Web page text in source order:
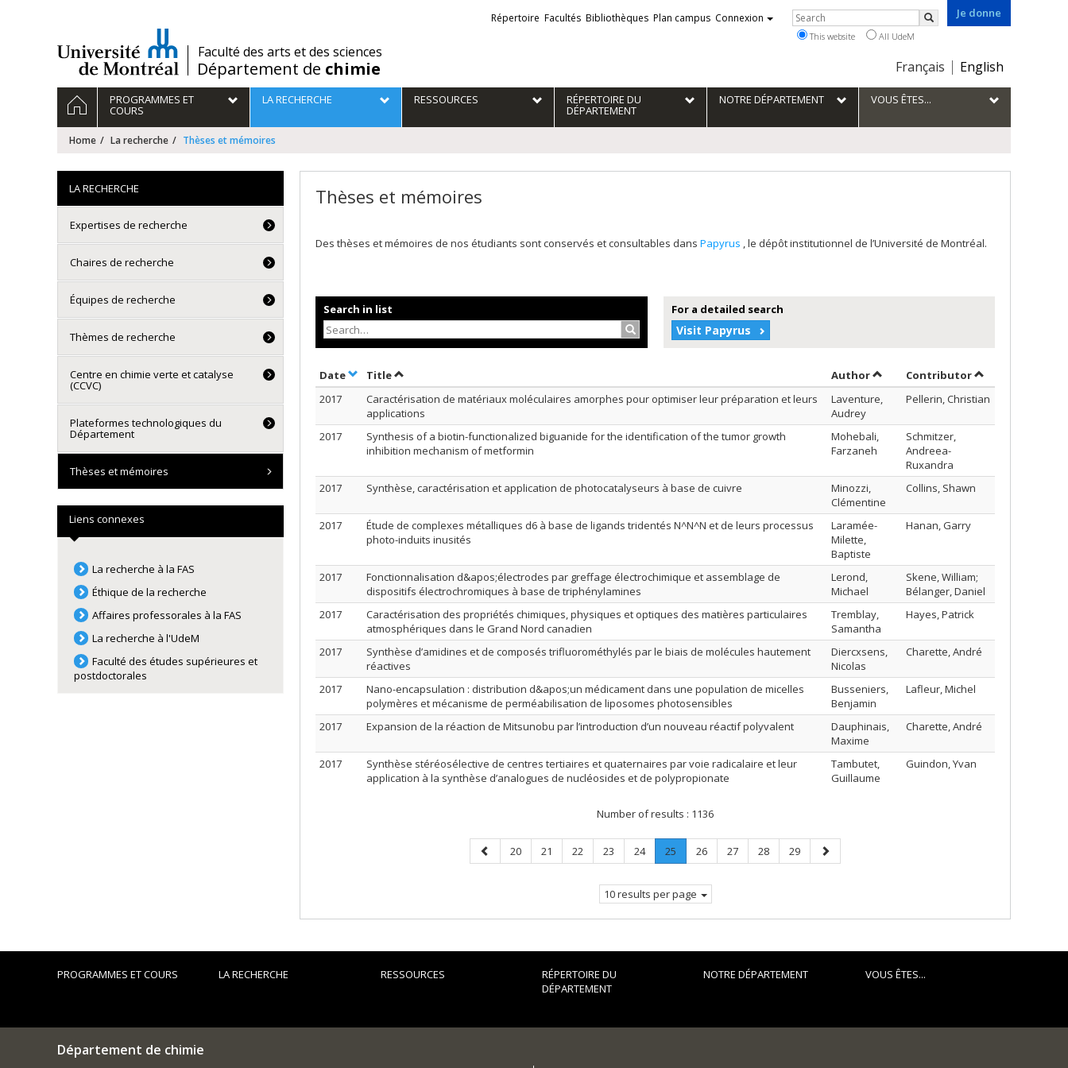
/Faculté des arts et des sciences
Département de chimie
Je donne
Choix
la
langue
Français English
Liens
externes
Répertoire Facultés Bibliothèques Plan campus Connexion Rechercher
Search
This website All UdeM
Navigation
principale
HOMEPROGRAMMES ET
COURS
LA RECHERCHE RESSOURCES RÉPERTOIRE DU
DÉPARTEMENT
NOTRE DÉPARTEMENT VOUS ÊTES...
Home La recherche Thèses et mémoires
Thèses et mémoires
Des thèses et mémoires de nos étudiants sont conservés et consultables dans Papyrus , le dépôt institutionnel de l’Université de Montréal.
Search in list
Search…
For a detailed search
Visit Papyrus
DateSort by date in ascending order
TitleSort by title in ascending order AuthorSort by author in ascending order
Contributorby contributor in
2017
Caractérisation de matériaux moléculaires amorphes pour optimiser leur préparation et leurs
applications
Laventure,
Audrey
Pellerin, Christian
2017
Synthesis of a biotin-functionalized biguanide for the identification of the tumor growth
inhibition mechanism of metformin
Mohebali,
Farzaneh
Schmitzer,
Andreea-
Ruxandra
2017
Synthèse, caractérisation et application de photocatalyseurs à base de cuivre
Minozzi,
Clémentine
Collins, Shawn
2017
Étude de complexes métalliques d6 à base de ligands tridentés N^N^N et de leurs processus
photo-induits inusités
Laramée-
Milette,
Baptiste
Hanan, Garry
2017
Fonctionnalisation d&apos;électrodes par greffage électrochimique et assemblage de
dispositifs électrochromiques à base de triphénylamines
Lerond,
Michael
Skene, William;
Bélanger, Daniel
2017
Caractérisation des propriétés chimiques, physiques et optiques des matières particulaires
atmosphériques dans le Grand Nord canadien
Tremblay,
Samantha
Hayes, Patrick
2017
Synthèse d’amidines et de composés trifluorométhylés par le biais de molécules hautement
réactives
Diercxsens,
Nicolas
Charette, André
2017
Nano-encapsulation : distribution d&apos;un médicament dans une population de micelles
polymères et mécanisme de perméabilisation de liposomes photosensibles
Busseniers,
Benjamin
Lafleur, Michel
2017 Expansion de la réaction de Mitsunobu par l’introduction d’un nouveau réactif polyvalent
Dauphinais,
Maxime
Charette, André
2017
Synthèse stéréosélective de centres tertiaires et quaternaires par voie radicalaire et leur
application à la synthèse d’analogues de nucléosides et de polypropionate
Tambutet,
Guillaume
Guindon, Yvan
Number of results : 1136
Previous
page
Page
20 Page
21 Page
22 Page
23 Page
24 Page
25
Current
Page
26 Page
27 Page
28 Page
29
Next
page
10 results per page
LA RECHERCHE
Expertises de recherche
Chaires de recherche
Équipes de recherche
Thèmes de recherche
Centre en chimie verte et catalyse
(CCVC)
Plateformes technologiques du
Département
Thèses et mémoires
Liens connexes
La recherche à la FAS
Éthique de la recherche
Affaires professorales à la FAS
La recherche à l'UdeM
Faculté des études supérieures et
postdoctorales
PROGRAMMES ET COURS LA RECHERCHE RESSOURCES
RÉPERTOIRE DU
DÉPARTEMENT
NOTRE DÉPARTEMENT VOUS ÊTES...
Département de chimie